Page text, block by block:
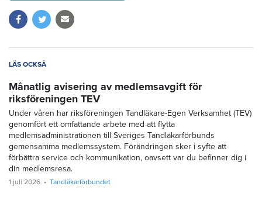
LÄS OCKSÅ
Månatlig avisering av medlemsavgift för
riksföreningen TEV
Under våren har riksföreningen Tandläkare-Egen Verksamhet (TEV)
genomfört ett omfattande arbete med att flytta
medlemsadministrationen till Sveriges Tandläkarförbunds
gemensamma medlemssystem. Förändringen sker i syfte att
förbättra service och kommunikation, oavsett var du befinner dig i
din medlemsresa.
1 juli 2026 Tandläkarförbundet